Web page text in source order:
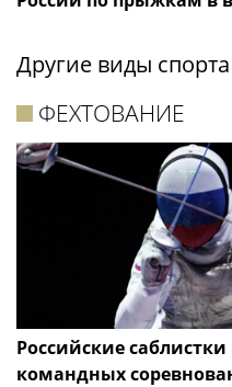
Другие виды спорта
ФЕХТОВАНИЕ
Российские
командных